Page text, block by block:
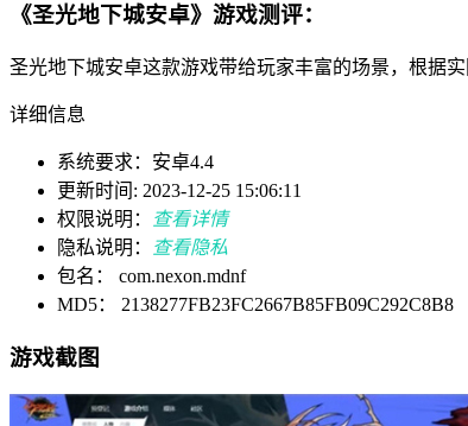
《圣光地下城安卓》游戏测评：
圣光地下城安卓这款游戏带给玩家丰富的场景，根据
详细信息
系统要求：安卓4.4
更新时间: 2023-12-25 15:06:11
权限说明：
查看详情
隐私说明：
查看隐私
包名： com.nexon.mdnf
MD5： 2138277FB23FC2667B85FB09C292C8B8
游戏截图